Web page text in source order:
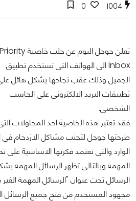
1004
0
تعلن جوجل اليوم عن جلب خاصية Priority
Inbox الى الهواتف التى تستخدم تطبيق
الجميل وذلك عقب نجاحها بشكل هائل
تطبيقات البريد الالكترونى على الحاسب
الشخصى.
فقد تعتبر هذه الخاصية احد المحاولات
طرحتها جوجل لتجنب مشاكل الازدحام فى
الوارد والتى تعتمد فكرتها الاساسية
المهمة وبالتالى تظهر الرسائل المهمة
الرسائل تحت عنوان "الرسائل المهمة
مجهود المستخدم من فتح جميع الرسائل